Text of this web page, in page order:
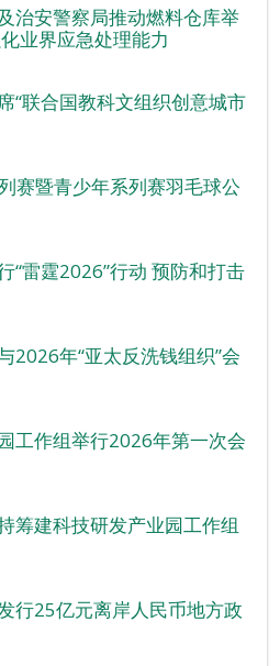
治安警察局推动燃料仓库举
业界应急处理能力
“联合国教科文组织创意城市
赛暨青少年系列赛羽毛球公
“雷霆2026”行动 预防和打击
2026年“亚太反洗钱组织”会
工作组举行2026年第一次会
筹建科技研发产业园工作组
行25亿元离岸人民币地方政